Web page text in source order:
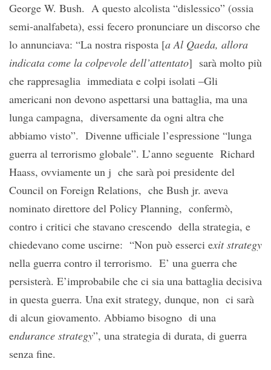
George W. Bush. A questo alcolista “dislessico” (ossia
semi-analfabeta), essi fecero pronunciare un discorso che
lo annunciava: “La nostra risposta [a Al Qaeda, allora
indicata come la colpevole dell’attentato] sarà molto più
che rappresaglia immediata e colpi isolati –Gli
americani non devono aspettarsi una battaglia, ma una
lunga campagna, diversamente da ogni altra che
abbiamo visto”. Divenne ufficiale l’espressione “lunga
guerra al terrorismo globale”. L’anno seguente Richard
Haass, ovviamente un j che sarà poi presidente del
Council on Foreign Relations, che Bush jr. aveva
nominato direttore del Policy Planning, confermò,
contro i critici che stavano crescendo della strategia, e
chiedevano come uscirne: “Non può esserci exit strategy
nella guerra contro il terrorismo. E’ una guerra che
persisterà. E’improbabile che ci sia una battaglia decisiva
in questa guerra. Una exit strategy, dunque, non ci sarà
di alcun giovamento. Abbiamo bisogno di una
endurance strategy”, una strategia di durata, di guerra
senza fine.